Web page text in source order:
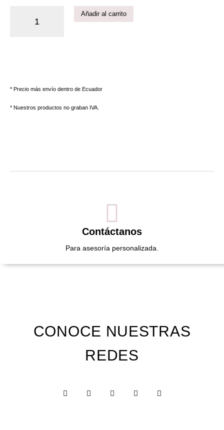
Añadir al carrito
* Precio más envío dentro de Ecuador
* Nuestros productos no graban IVA.
Contáctanos
Para asesoría personalizada.
CONOCE NUESTRAS
REDES